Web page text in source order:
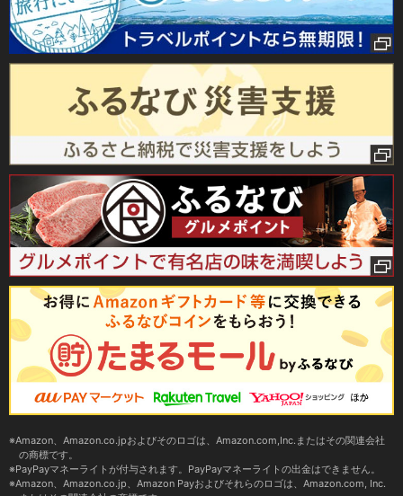
Amazon、Amazon.co.jpおよびそのロゴは、Amazon.com,Inc.またはその関連会社
の商標です。
PayPayマネーライトが付与されます。PayPayマネーライトの出金はできません。
Amazon、Amazon.co.jp、Amazon Payおよびそれらのロゴは、Amazon.com, Inc.